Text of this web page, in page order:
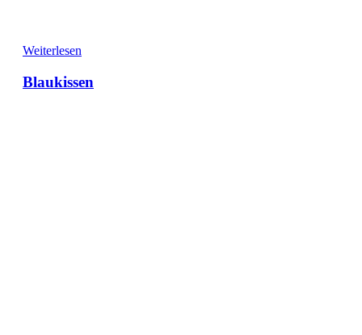
Weiterlesen
Blaukissen